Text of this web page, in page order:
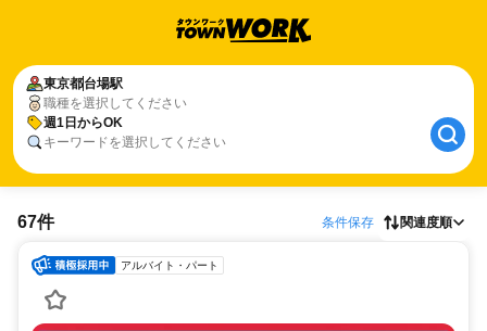
東京都台場駅
職種を選択してください
週1日からOK
キーワードを選択してください
67件 条件保存 関連度順
アルバイト・パート